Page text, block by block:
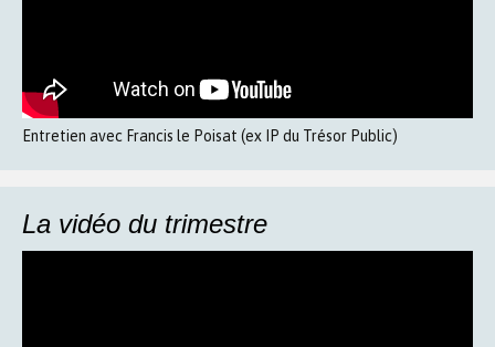
Entretien avec Francis le Poisat (ex IP du Trésor Public)
La vidéo du trimestre